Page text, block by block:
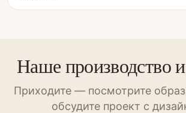
Наше производство
Приходите — посмотрите
обсудите проект с